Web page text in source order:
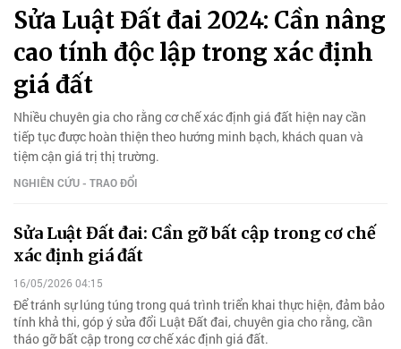
Sửa Luật Đất đai 2024: Cần nâng
cao tính độc lập trong xác định
giá đất
Nhiều chuyên gia cho rằng cơ chế xác định giá đất hiện nay cần
tiếp tục được hoàn thiện theo hướng minh bạch, khách quan và
tiệm cận giá trị thị trường.
NGHIÊN CỨU - TRAO ĐỔI
Sửa Luật Đất đai: Cần gỡ bất cập trong cơ chế
xác định giá đất
16/05/2026 04:15
Để tránh sự lúng túng trong quá trình triển khai thực hiện, đảm bảo
tính khả thi, góp ý sửa đổi Luật Đất đai, chuyên gia cho rằng, cần
tháo gỡ bất cập trong cơ chế xác định giá đất.